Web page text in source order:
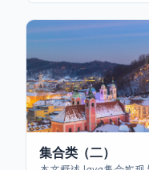
HashMap、Hashtable
LinkedHashMap的特
集合类（二）